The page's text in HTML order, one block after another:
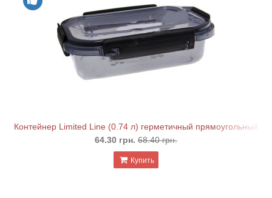
Контейнер Limited Line (0.74 л) герметичный прямоугольный
64.30 грн. 68.40 грн.
Купить